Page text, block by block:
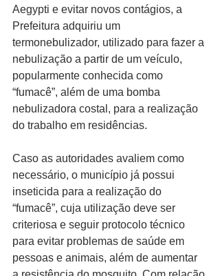
Aegypti e evitar novos contágios, a
Prefeitura adquiriu um
termonebulizador, utilizado para fazer a
nebulização a partir de um veículo,
popularmente conhecida como
“fumacê”, além de uma bomba
nebulizadora costal, para a realização
do trabalho em residências.
Caso as autoridades avaliem como
necessário, o município já possui
inseticida para a realização do
“fumacê”, cuja utilização deve ser
criteriosa e seguir protocolo técnico
para evitar problemas de saúde em
pessoas e animais, além de aumentar